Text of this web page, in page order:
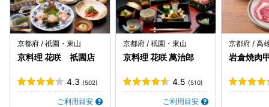
京都府 / 祇園・東山
京料理 花咲 祇園店
4.3 (502)
ご利用目安
京都府 / 祇園・東山
京料理 花咲 萬治郎
4.5 (510)
ご利用目安
京都府 / 高
岩倉焼肉